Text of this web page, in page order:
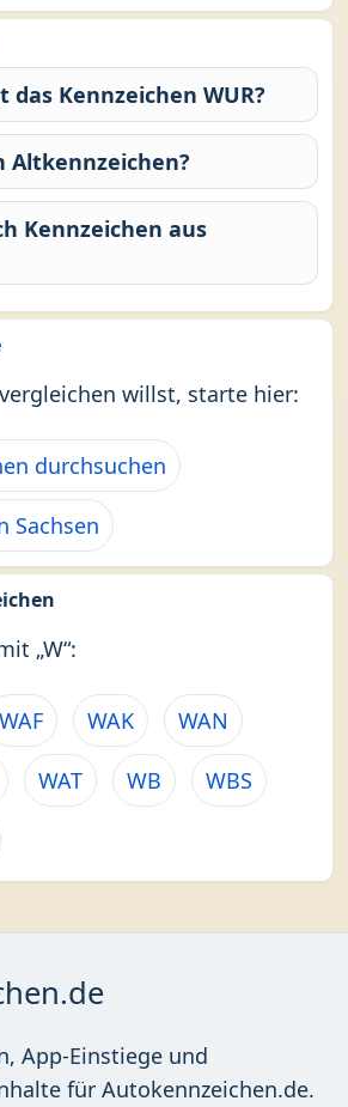
Kennzeichen WUR?
Altkennzeichen?
Kennzeichen aus
willst, starte hier:
durchsuchen
Sachsen
„W“:
WAF WAK WAN
WAT WB WBS
App-Einstiege und
für Autokennzeichen.de.